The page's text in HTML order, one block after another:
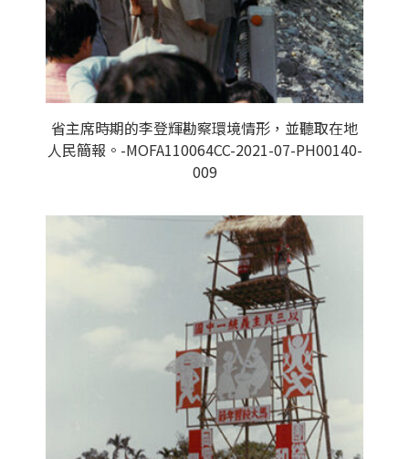
省主席時期的李登輝勘察環境情形，並聽取在地
人民簡報。-MOFA110064CC-2021-07-PH00140-
009